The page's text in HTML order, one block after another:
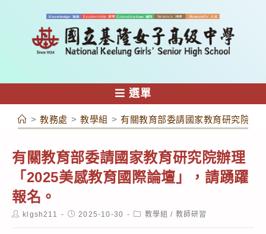
容
選單
> 教務處 > 教學組 > 有關教育部委請國家教育研究院辦
有關教育部委請國家教育研究院辦理
「2025美感教育國際論壇」，請踴躍
報名。
Postklgsh211
Post2025-10-30
Post教學組 / 教師研習